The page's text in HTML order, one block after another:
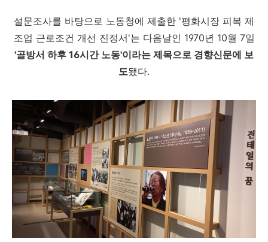
설문조사를 바탕으로 노동청에 제출한 '평화시장 피복 제
조업 근로조건 개선 진정서'는 다음날인 1970년 10월 7일
'골방서 하후 16시간 노동'이라는 제목으로 경향신문에 보
도됐다.